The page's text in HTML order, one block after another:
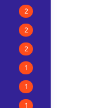
2
2
2
1
1
1